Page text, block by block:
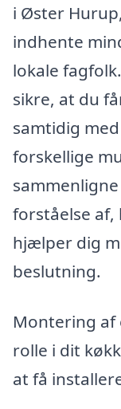
i Øster
indhente
lokale
sikre, at du
samtidig
forskellige
forståelse af,
hjælper dig
beslutning.
Montering
rolle i dit
at få